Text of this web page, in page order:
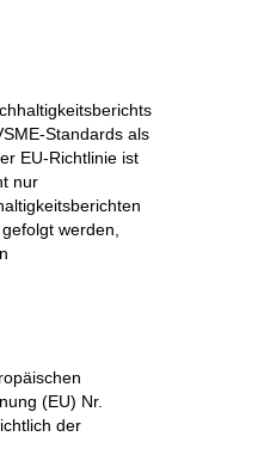
Standards als
EU-Richtlinie ist
nur
werden,
(EU) Nr.
der